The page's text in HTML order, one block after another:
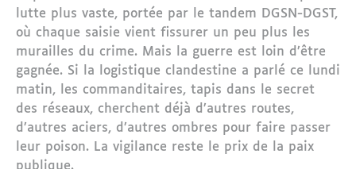
lutte plus vaste, portée par le tandem DGSN-DGST,
où chaque saisie vient fissurer un peu plus les
murailles du crime. Mais la guerre est loin d’être
gagnée. Si la logistique clandestine a parlé ce lundi
matin, les commanditaires, tapis dans le secret
des réseaux, cherchent déjà d’autres routes,
d’autres aciers, d’autres ombres pour faire passer
leur poison. La vigilance reste le prix de la paix
publique.